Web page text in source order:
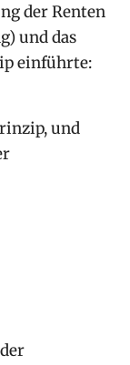
der Renten
und das
einführte:
und